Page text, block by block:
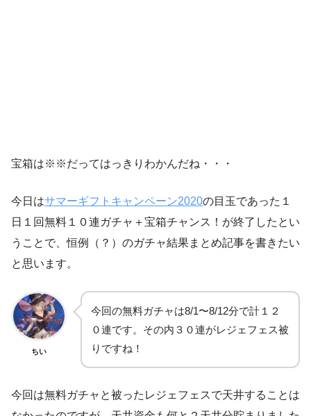
宝箱は※※だってはっきりわかんだね・・・
今日はサマーギフトキャンペーン2020の目玉であった１
日１回無料１０連ガチャ＋宝箱チャンス！が終了したとい
うことで、恒例（？）のガチャ結果まとめ記事を書きたい
と思います。
ちい
今回の無料ガチャは8/1〜8/12分で計１２
０連です。その内３０連がレジェフェス被
りですね！
今回は無料ガチャと被ったレジェフェスで天井することは